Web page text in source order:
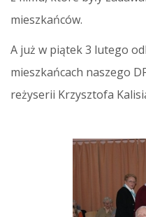
mieszkańców.
A już w piątek 3 lutego
mieszkańcach naszego
reżyserii Krzysztofa